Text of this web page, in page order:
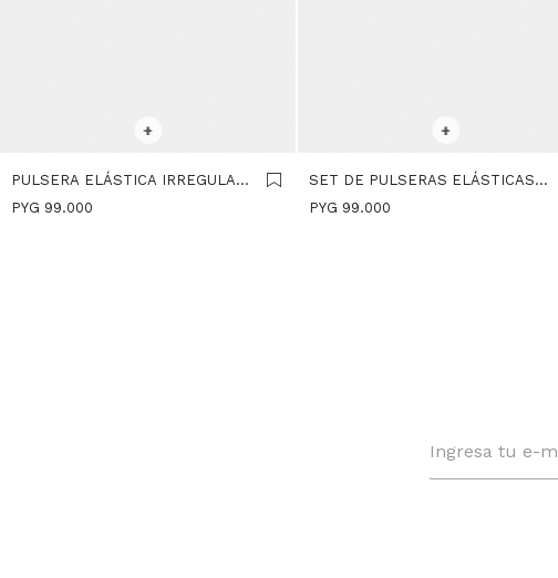
+
PULSERA ELÁSTICA IRREGULAR
- DORADO
PYG 99.000
+
SET DE PULSERAS ELÁSTICAS
CON CUENTAS - MULTICOLOR
PYG 99.000